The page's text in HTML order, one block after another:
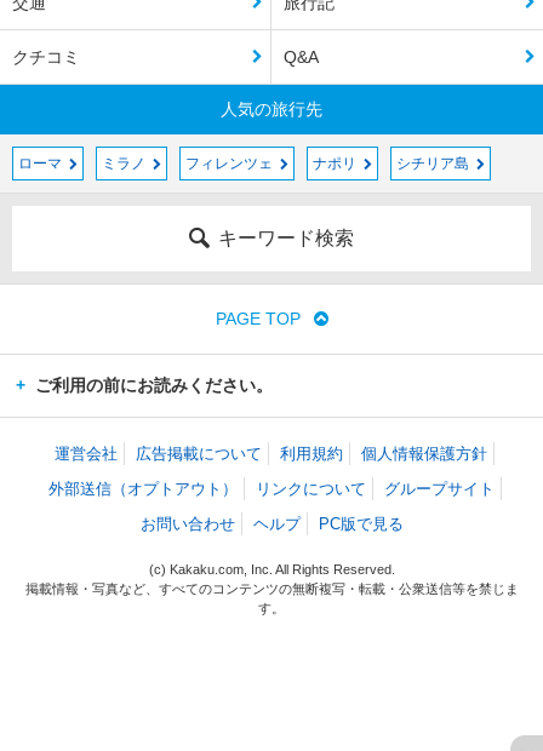
クチコミ Q&A
人気の旅行先
ローマ ミラノ フィレンツェ ナポリ シチリア島
キーワード検索
PAGE TOP
ご利用の前にお読みください。
運営会社 広告掲載について 利用規約
個人情報保護方針
外部送信（オプトアウト）
リンクについて
グループサイト
お問い合わせ
ヘルプ PC版で見る
(c) Kakaku.com, Inc. All Rights Reserved.
掲載情報・写真など、すべてのコンテンツの無断複写・転載・公衆送信等を禁じま
す。